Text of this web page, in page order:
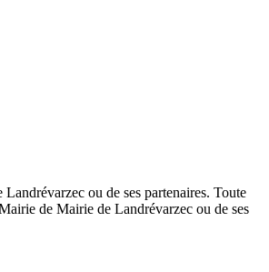
ou de ses partenaires. Toute
de Mairie de Landrévarzec ou de ses